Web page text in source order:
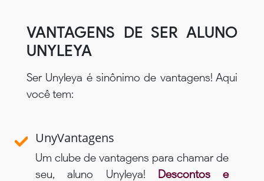
VANTAGENS DE SER ALUNO
UNYLEYA
Ser Unyleya é sinônimo de vantagens! Aqui
você tem:
UnyVantagens
Um clube de vantagens para chamar de
seu, aluno Unyleya! Descontos e